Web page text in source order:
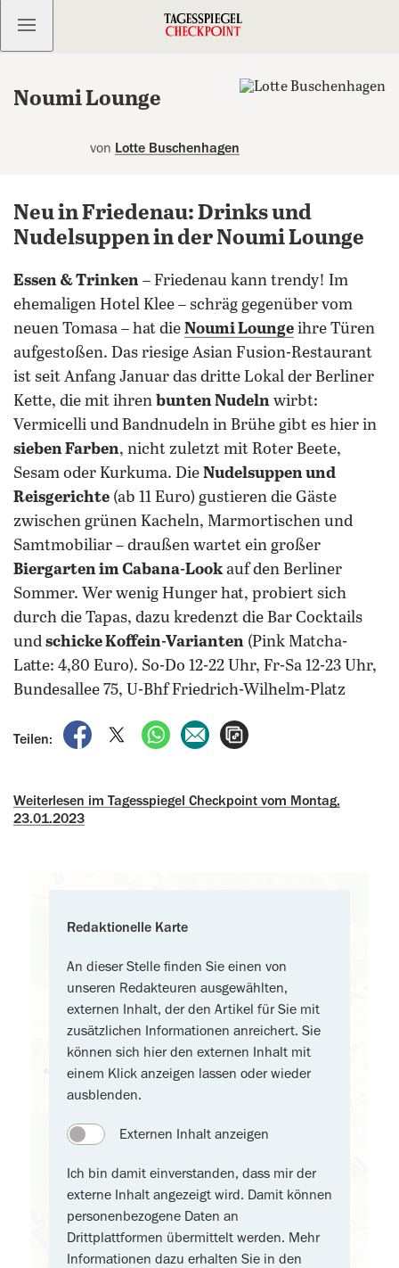
Kostenlos anmelden
Noumi Lounge
von Lotte Buschenhagen
Neu in Friedenau: Drinks und
Nudelsuppen in der Noumi Lounge
Essen & Trinken – Friedenau kann trendy! Im
ehemaligen Hotel Klee – schräg gegenüber vom
neuen Tomasa – hat die Noumi Lounge ihre Türen
aufgestoßen. Das riesige Asian Fusion-Restaurant
ist seit Anfang Januar das dritte Lokal der Berliner
Kette, die mit ihren bunten Nudeln wirbt:
Vermicelli und Bandnudeln in Brühe gibt es hier in
sieben Farben, nicht zuletzt mit Roter Beete,
Sesam oder Kurkuma. Die Nudelsuppen und
Reisgerichte (ab 11 Euro) gustieren die Gäste
zwischen grünen Kacheln, Marmortischen und
Samtmobiliar – draußen wartet ein großer
Biergarten im Cabana-Lookauf den Berliner
Sommer. Wer wenig Hunger hat, probiert sich
durch die Tapas, dazu kredenzt die Bar Cocktails
und schicke Koffein-Varianten (Pink Matcha-
Latte: 4,80 Euro). So-Do 12-22 Uhr, Fr-Sa 12-23 Uhr,
Bundesallee 75, U-Bhf Friedrich-Wilhelm-Platz
Teilen:
auf Facebook teilen
auf X teilenper WhatsApp teilen
per E-Mail teilen
Weiterlesen im Tagesspiegel Checkpoint vom Montag,
23.01.2023
Redaktionelle Karte
An dieser Stelle finden Sie einen von
unseren Redakteuren ausgewählten,
externen Inhalt, der den Artikel für Sie mit
zusätzlichen Informationen anreichert. Sie
können sich hier den externen Inhalt mit
einem Klick anzeigen lassen oder wieder
ausblenden.
Externen Inhalt anzeigen
Ich bin damit einverstanden, dass mir der
externe Inhalt angezeigt wird. Damit können
personenbezogene Daten an
Drittplattformen übermittelt werden. Mehr
Informationen dazu erhalten Sie in den